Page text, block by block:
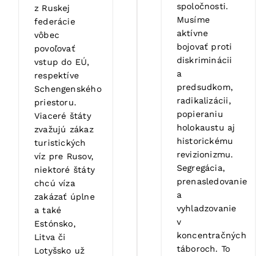
z Ruskej
federácie
vôbec
povoľovať
vstup do EÚ,
respektíve
Schengenského
priestoru.
Viaceré štáty
zvažujú zákaz
turistických
víz pre Rusov,
niektoré štáty
chcú víza
zakázať úplne
a také
Estónsko,
Litva či
Lotyšsko už
spoločnosti.
Musíme
aktívne
bojovať proti
diskriminácii
a
predsudkom,
radikalizácii,
popieraniu
holokaustu aj
historickému
revizionizmu.
Segregácia,
prenasledovanie
a
vyhladzovanie
v
koncentračných
táboroch. To